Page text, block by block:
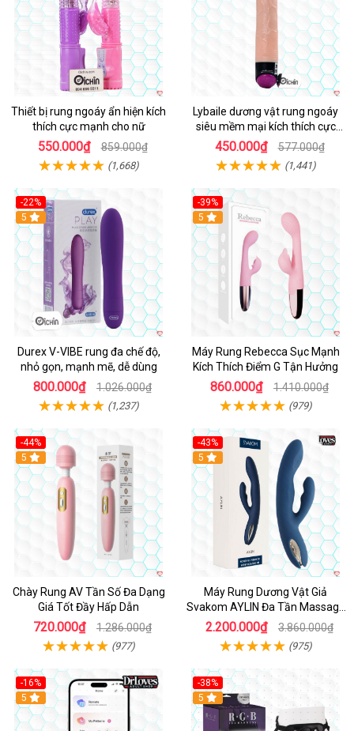
Thiết bị rung ngoáy ẩn hiện kích
thích cực mạnh cho nữ
550.000₫ 859.000₫
(1,668)
Lybaile dương vật rung ngoáy
siêu mềm mại kích thích cực
mạnh
450.000₫ 577.000₫
(1,441)
-22%
Hot
5
Durex V-VIBE rung đa chế độ,
nhỏ gọn, mạnh mẽ, dễ dùng
800.000₫ 1.026.000₫
(1,237)
-39%
Hot
5
Máy Rung Rebecca Sục Mạnh
Kích Thích Điểm G Tận Hưởng
860.000₫ 1.410.000₫
(979)
-44%
Hot
5
Chày Rung AV Tần Số Đa Dạng
Giá Tốt Đầy Hấp Dẫn
720.000₫ 1.286.000₫
(977)
-43%
Hot
5
Máy Rung Dương Vật Giả
Svakom AYLIN Đa Tần Massage
Sướng
2.200.000₫ 3.860.000₫
(975)
-16%
Hot
5
-38%
Hot
5